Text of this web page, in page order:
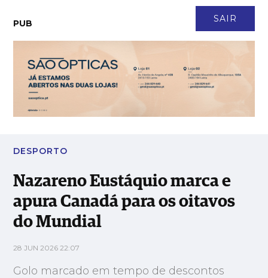
SAIR
PUB
Nazareno Eustáquio marca e apura Canadá para os oitavos do
Mundial
DESPORTO
Nazareno Eustáquio marca e
apura Canadá para os oitavos
do Mundial
28 JUN 2026 22:07
Golo marcado em tempo de descontos